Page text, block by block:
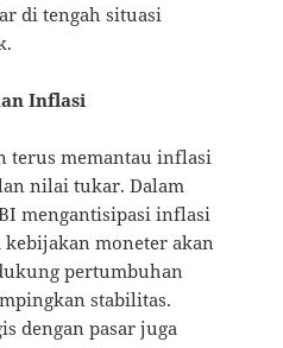
di tengah situasi
Inflasi
terus memantau inflasi
nilai tukar. Dalam
mengantisipasi inflasi
kebijakan moneter akan
pertumbuhan
stabilitas.
dengan pasar juga